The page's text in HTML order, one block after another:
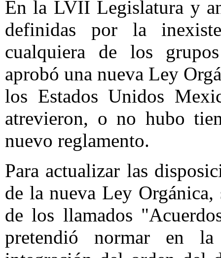
En la LVII Legislatura y
definidas por la
cualquiera de los
aprobó una nueva Ley
los Estados Unidos
atrevieron, o no hubo
nuevo reglamento.
Para actualizar las
de la nueva Ley
de los llamados
pretendió normar en la